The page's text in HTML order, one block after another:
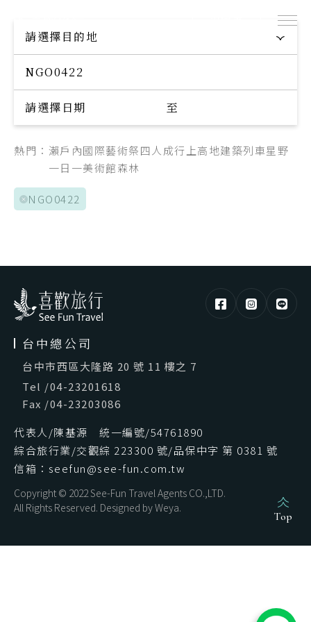
探索專屬您的旅程
Explore your trip
請選擇目的地
請選擇日期 至
熱門： 瀨戶內國際藝術祭四人成行 上高地建築列車星野
一日一美術館森林
NGO0422
台中總公司
台中市西區大隆路 20 號 11 樓之 7
Tel /04-23201618
Fax /04-23203086
代表人/陳基源 統一編號/54761890
綜合旅行業/交觀綜 223300 號/品保中字 第 0381 號
信箱：seefun@see-fun.com.tw
Copyright © 2022 See-Fun Travel Agents CO.,LTD.
All Rights Reserved. Designed byWeya.
Top